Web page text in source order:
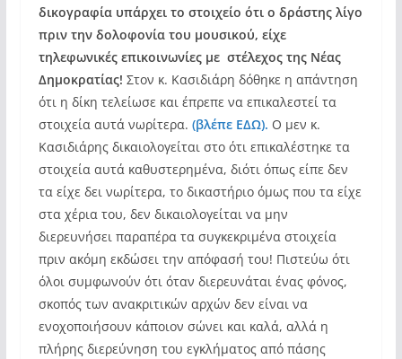
δικογραφία υπάρχει το στοιχείο ότι ο δράστης λίγο
πριν την δολοφονία του μουσικού, είχε
τηλεφωνικές επικοινωνίες με στέλεχος της Νέας
Δημοκρατίας! Στον κ. Κασιδιάρη δόθηκε η απάντηση
ότι η δίκη τελείωσε και έπρεπε να επικαλεστεί τα
στοιχεία αυτά νωρίτερα. (βλέπε ΕΔΩ). Ο μεν κ.
Κασιδιάρης δικαιολογείται στο ότι επικαλέστηκε τα
στοιχεία αυτά καθυστερημένα, διότι όπως είπε δεν
τα είχε δει νωρίτερα, το δικαστήριο όμως που τα είχε
στα χέρια του, δεν δικαιολογείται να μην
διερευνήσει παραπέρα τα συγκεκριμένα στοιχεία
πριν ακόμη εκδώσει την απόφασή του! Πιστεύω ότι
όλοι συμφωνούν ότι όταν διερευνάται ένας φόνος,
σκοπός των ανακριτικών αρχών δεν είναι να
ενοχοποιήσουν κάποιον σώνει και καλά, αλλά η
πλήρης διερεύνηση του εγκλήματος από πάσης